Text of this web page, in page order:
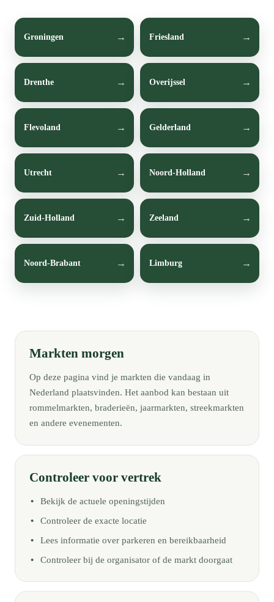
Groningen Friesland
Drenthe Overijssel
Flevoland Gelderland
Utrecht Noord-Holland
Zuid-Holland Zeeland
Noord-Brabant Limburg
Markten morgen
Op deze pagina vind je markten die vandaag in
Nederland plaatsvinden. Het aanbod kan bestaan uit
rommelmarkten, braderieën, jaarmarkten, streekmarkten
en andere evenementen.
Controleer voor vertrek
Bekijk de actuele openingstijden
Controleer de exacte locatie
Lees informatie over parkeren en bereikbaarheid
Controleer bij de organisator of de markt doorgaat